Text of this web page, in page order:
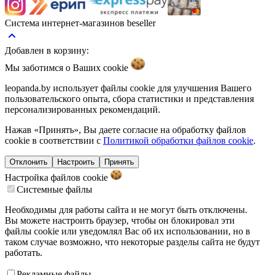
Система интернет-магазинов beseller
keyboard_arrow_up
Добавлен в корзину:
Мы заботимся о Ваших cookie
leopanda.by использует файлы cookie для улучшения Вашего
пользовательского опыта, сбора статистики и представления
персонализированных рекомендаций.
Нажав «Принять», Вы даете согласие на обработку файлов
cookie в соответствии с Политикой обработки файлов cookie.
Отклонить Настроить Принять
Настройка файлов cookie
Системные файлы
Необходимы для работы сайта и не могут быть отключены.
Вы можете настроить браузер, чтобы он блокировал эти
файлы cookie или уведомлял Вас об их использовании, но в
таком случае возможно, что некоторые разделы сайта не будут
работать.